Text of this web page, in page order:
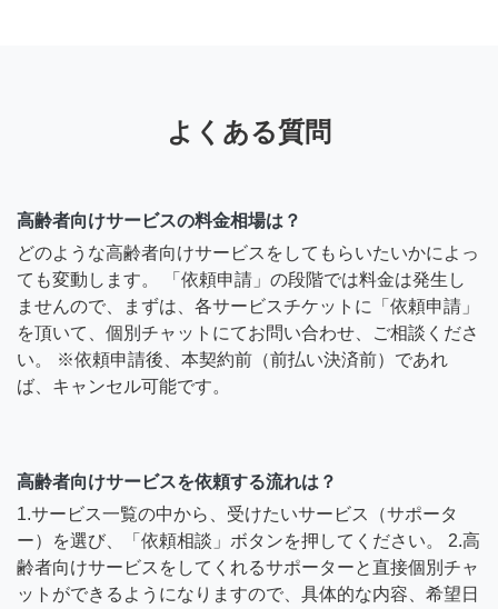
よくある質問
高齢者向けサービスの料金相場は？
どのような高齢者向けサービスをしてもらいたいかによっ
ても変動します。 「依頼申請」の段階では料金は発生し
ませんので、まずは、各サービスチケットに「依頼申請」
を頂いて、個別チャットにてお問い合わせ、ご相談くださ
い。 ※依頼申請後、本契約前（前払い決済前）であれ
ば、キャンセル可能です。
高齢者向けサービスを依頼する流れは？
1.サービス一覧の中から、受けたいサービス（サポータ
ー）を選び、「依頼相談」ボタンを押してください。 2.高
齢者向けサービスをしてくれるサポーターと直接個別チャ
ットができるようになりますので、具体的な内容、希望日